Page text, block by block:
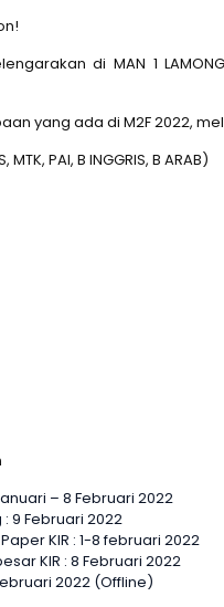
di MAN 1
yang ada di M2F 2022,
PAI, B INGGRIS, B ARAB)
– 8 Februari 2022
9 Februari 2022
KIR : 1-8 februari 2022
KIR : 8 Februari 2022
2022 (Offline)